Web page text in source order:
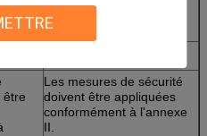
d'étagère à levier
être
Les mesures de sécurité
doivent être appliquées
conformément à l'annexe
II.